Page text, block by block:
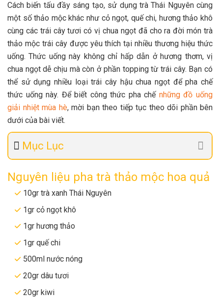
Cách biến tấu đầy sáng tạo, sử dụng trà Thái Nguyên cùng
một số thảo mộc khác như cỏ ngọt, quế chi, hương thảo khô
cùng các trái cây tươi có vị chua ngọt đã cho ra đời món trà
thảo mộc trái cây được yêu thích tại nhiều thương hiệu thức
uống. Thức uống này không chỉ hấp dẫn ở hương thơm, vị
chua ngọt dễ chịu mà còn ở phần topping từ trái cây. Bạn có
thể sử dụng nhiều loại trái cây hậu chua ngọt để pha chế
thức uống này. Để biết công thức pha chế những đồ uống
giải nhiệt mùa hè, mời bạn theo tiếp tục theo dõi phần bên
dưới của bài viết.
Mục Lục
Nguyên liệu pha trà thảo mộc hoa quả
10gr trà xanh Thái Nguyên
1gr cỏ ngọt khô
1gr hương thảo
1gr quế chi
500ml nước nóng
20gr dâu tươi
20gr kiwi